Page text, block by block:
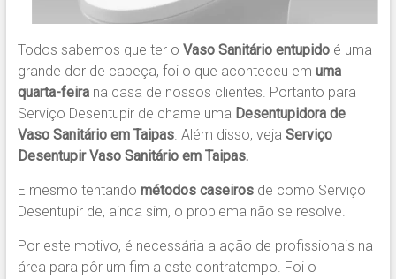
Todos sabemos que ter o Vaso Sanitário entupido é uma
grande dor de cabeça, foi o que aconteceu em uma
quarta-feirana casa de nossos clientes. Portanto para
Serviço Desentupir de chame uma Desentupidora de
Vaso Sanitário em Taipas. Além disso, veja Serviço
Desentupir Vaso Sanitário em Taipas.
E mesmo tentando métodos caseirosde como Serviço
Desentupir de, ainda sim, o problema não se resolve.
Por este motivo, é necessária a ação de profissionais na
área para pôr um fim a este contratempo. Foi o